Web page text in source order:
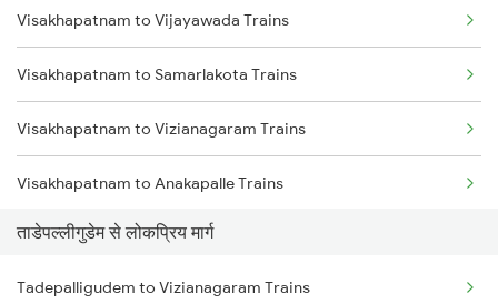
Tadepalligudem to Lingampalli Trains
Tadepalligudem to Hyderabad Trains
Tadepalligudem to Vizianagaram Trains
Visakhapatnam to Vijayawada Trains
Visakhapatnam to Samarlakota Trains
Visakhapatnam to Vizianagaram Trains
Visakhapatnam to Anakapalle Trains
Visakhapatnam to Khurdha Trains
Visakhapatnam to Tuni Trains
ताडेपल्लीगुडेम से लोकप्रिय मार्ग
Tadepalligudem to Vizianagaram Trains